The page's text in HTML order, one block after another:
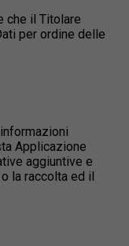
che il Titolare
per ordine delle
Applicazione
aggiuntive e
la raccolta ed il